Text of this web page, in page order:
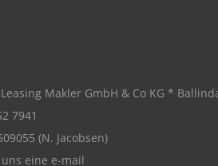
Makler GmbH & Co KG *
7941
(N. Jacobsen)
eine e-mail